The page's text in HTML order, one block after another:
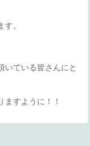
。
いている皆さんにと
ますように！！